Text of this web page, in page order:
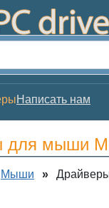
Написать нам
для мыши
Мыши »